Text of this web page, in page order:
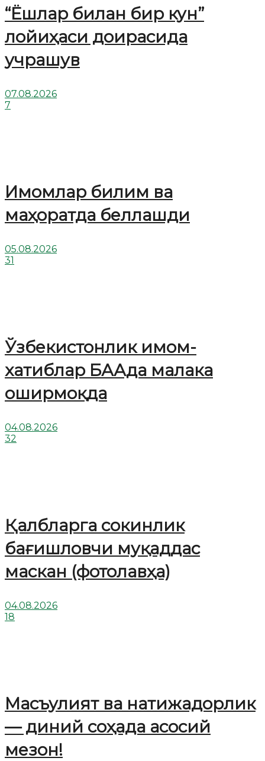
“Ёшлар билан бир кун”
лойиҳаси доирасида
учрашув
07.08.2026
7
Имомлар билим ва
маҳоратда беллашди
05.08.2026
31
Ўзбекистонлик имом-
хатиблар БААда малака
оширмоқда
04.08.2026
32
Қалбларга сокинлик
бағишловчи муқаддас
маскан (фотолавҳа)
04.08.2026
18
Масъулият ва натижадорлик
— диний соҳада асосий
мезон!